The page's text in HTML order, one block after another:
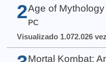
2 Age of Mythology
PC
Visualizado 1.072.026
Mortal Kombat: